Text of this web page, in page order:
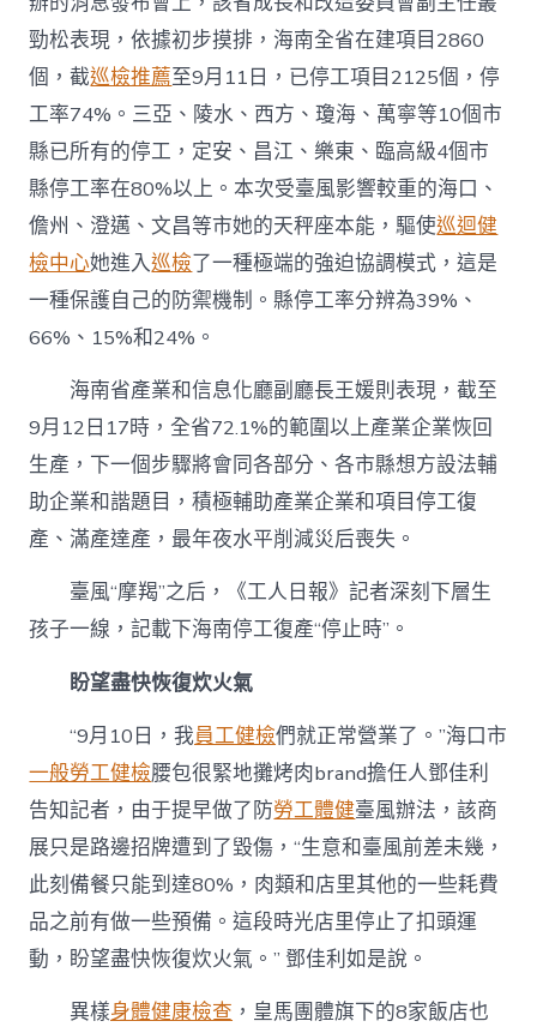
勁松表現，依據初步摸排，海南全省在建項目2860
個，截巡檢推薦至9月11日，已停工項目2125個，停
工率74%。三亞、陵水、西方、瓊海、萬寧等10個市
縣已所有的停工，定安、昌江、樂東、臨高級4個市
縣停工率在80%以上。本次受臺風影響較重的海口、
儋州、澄邁、文昌等市她的天秤座本能，驅使巡迴健
檢中心她進入巡檢了一種極端的強迫協調模式，這是
一種保護自己的防禦機制。縣停工率分辨為39%、
66%、15%和24%。
海南省產業和信息化廳副廳長王媛則表現，截至
9月12日17時，全省72.1%的範圍以上產業企業恢回
生產，下一個步驟將會同各部分、各市縣想方設法輔
助企業和諧題目，積極輔助產業企業和項目停工復
產、滿產達產，最年夜水平削減災后喪失。
臺風“摩羯”之后，《工人日報》記者深刻下層生
孩子一線，記載下海南停工復產“停止時”。
盼望盡快恢復炊火氣
“9月10日，我員工健檢們就正常營業了。”海口市
一般勞工健檢腰包很緊地攤烤肉brand擔任人鄧佳利
告知記者，由于提早做了防勞工體健臺風辦法，該商
展只是路邊招牌遭到了毀傷，“生意和臺風前差未幾，
此刻備餐只能到達80%，肉類和店里其他的一些耗費
品之前有做一些預備。這段時光店里停止了扣頭運
動，盼望盡快恢復炊火氣。” 鄧佳利如是說。
異樣身體健康檢查 ，皇馬團體旗下的8家飯店也